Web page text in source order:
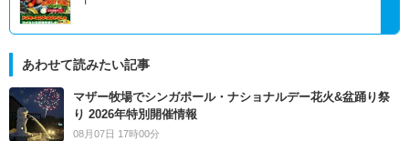
あわせて読みたい記事
マザー牧場でシンガポール・ナショナルデー花火&盆踊り祭
り 2026年特別開催情報
08月07日 17時00分